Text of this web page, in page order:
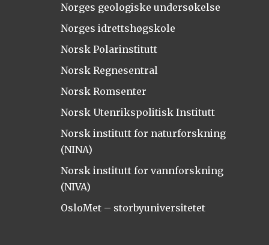
Norges geologiske undersøkelse
Norges idrettshøgskole
Norsk Polarinstitutt
Norsk Regnesentral
Norsk Romsenter
Norsk Utenrikspolitisk Institutt
Norsk institutt for naturforskning
(NINA)
Norsk institutt for vannforskning
(NIVA)
OsloMet – storbyuniversitetet